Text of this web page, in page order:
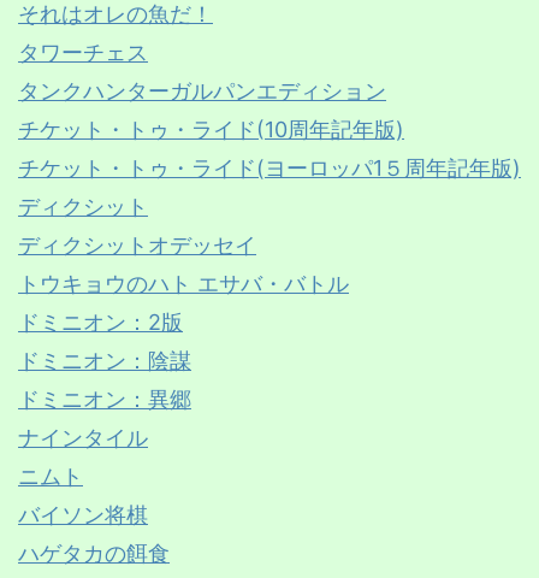
それはオレの魚だ！
タワーチェス
タンクハンターガルパンエディション
チケット・トゥ・ライド(10周年記年版)
チケット・トゥ・ライド(ヨーロッパ1５周年記年版)
ディクシット
ディクシットオデッセイ
トウキョウのハト エサバ・バトル
ドミニオン：2版
ドミニオン：陰謀
ドミニオン：異郷
ナインタイル
ニムト
バイソン将棋
ハゲタカの餌食